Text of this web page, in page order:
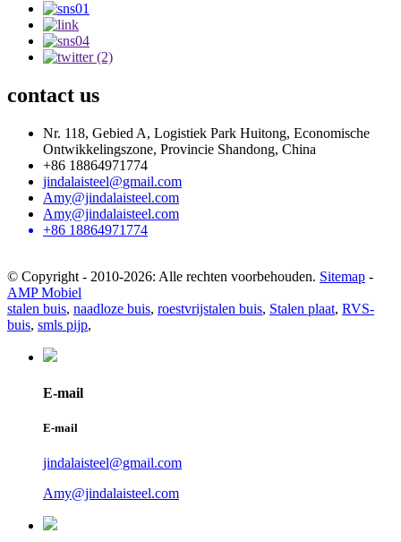
contact us
Nr. 118, Gebied A, Logistiek Park Huitong, Economische
Ontwikkelingszone, Provincie Shandong, China
+86 18864971774
jindalaisteel@gmail.com
Amy@jindalaisteel.com
Amy@jindalaisteel.com
+86 18864971774
© Copyright - 2010-2026: Alle rechten voorbehouden. Sitemap -
AMP Mobiel
stalen buis, naadloze buis, roestvrijstalen buis, Stalen plaat, RVS-
buis, smls pijp,
E-mail
E-mail
jindalaisteel@gmail.com
Amy@jindalaisteel.com